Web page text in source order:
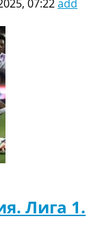
07:22add
Лига 1.